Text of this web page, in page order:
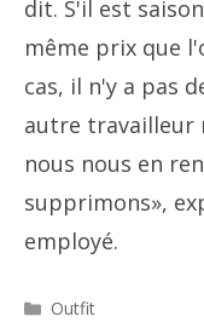
dit. S'il est
même prix que
cas, il n'y a pas
autre travailleur
nous nous en
supprimons»,
employé.
Catégories
Outfit